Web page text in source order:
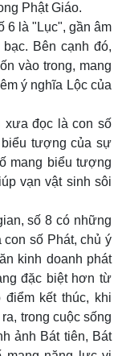
Phật Giáo.
6 là "Lục", gần âm
Bên cạnh đó,
vào trong, mang
ý nghĩa Lộc của
đọc là con số
biểu tượng của sự
mang biểu tượng
vạn vật sinh sôi
số 8 có những
số Phát, chủ ý
kinh doanh phát
đặc biệt hơn từ
kết thúc, khi
trong cuộc sống
ảnh Bát tiên, Bát